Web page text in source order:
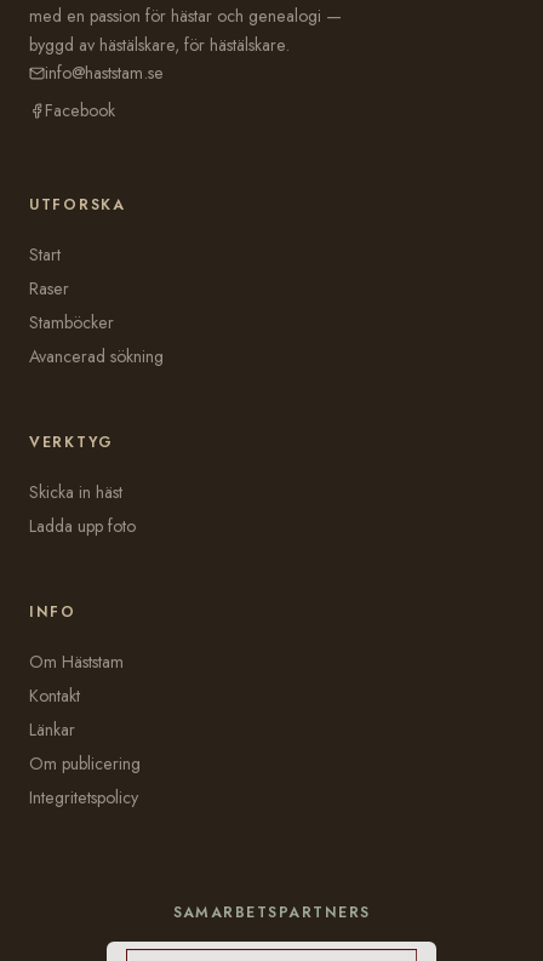
med en passion för hästar och genealogi —
byggd av hästälskare, för hästälskare.
info@haststam.se
Facebook
UTFORSKA
Start
Raser
Stamböcker
Avancerad sökning
VERKTYG
Skicka in häst
Ladda upp foto
INFO
Om Häststam
Kontakt
Länkar
Om publicering
Integritetspolicy
SAMARBETSPARTNERS